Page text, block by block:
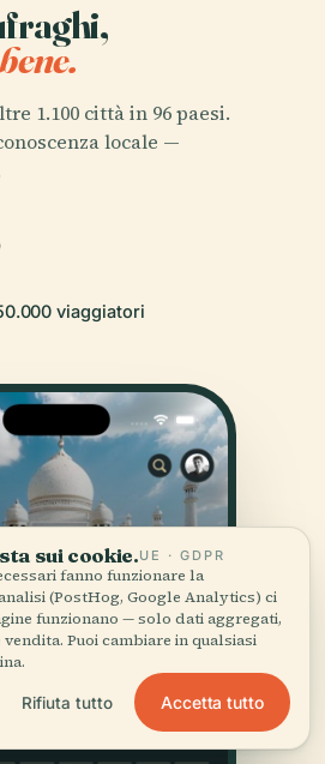
1.100 città in 96 paesi.
locale —
viaggiatori
sui cookie.UE · GDPR
fanno funzionare la
(PostHog, Google Analytics) ci
funzionano — solo dati aggregati,
Puoi cambiare in qualsiasi
Rifiuta tutto Accetta tutto